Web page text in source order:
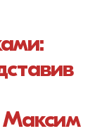
Максим